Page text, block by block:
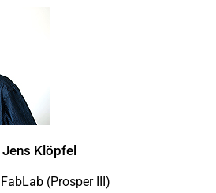
Jens Klöpfel
(Prosper III)